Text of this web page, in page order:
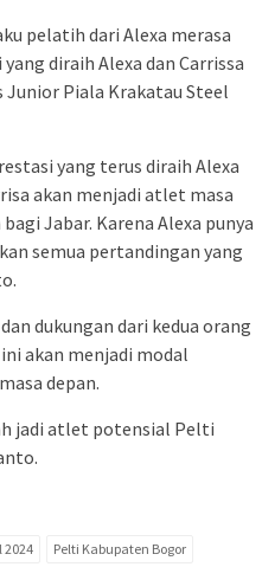
pelatih dari Alexa merasa
diraih Alexa dan Carrissa
Junior Piala Krakatau Steel
yang terus diraih Alexa
akan menjadi atlet masa
Jabar. Karena Alexa punya
semua pertandingan yang
dukungan dari kedua orang
akan menjadi modal
depan.
jadi atlet potensial Pelti
2024 Pelti Kabupaten Bogor